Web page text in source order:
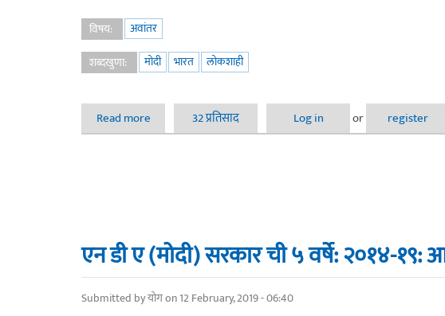
विषय:
अवांतर
शब्दखुणा:
मोदी भारत लोकशाही
Read more about निकालानंतरचे सामान्य माणसाचे विचार
32 प्रतिसाद Log in or register
एन डी ए (मोदी) सरकार ची ५ वर्षे: २०१४-१९:
Submitted byयोगon 12 February, 2019 - 06:40